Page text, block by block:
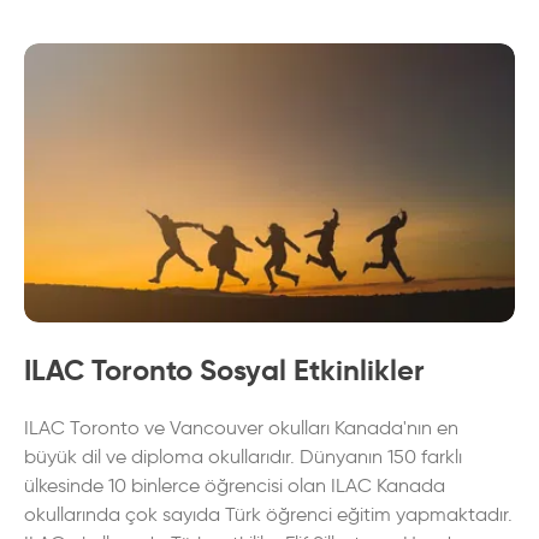
MARKETING
Sales &
Marketing
Certificatewith
54 hafta
Marketing
Diploma
52 hafta
ILAC Toronto Sosyal Etkinlikler
ILAC Toronto ve Vancouver okulları Kanada'nın en
büyük dil ve diploma okullarıdır. Dünyanın 150 farklı
ülkesinde 10 binlerce öğrencisi olan ILAC Kanada
okullarında çok sayıda Türk öğrenci eğitim yapmaktadır.